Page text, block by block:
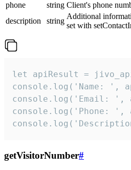
phone
string Client's phone
description
string
Additional
set with
let apiResult =
console.log('Name: ',
console.log('Email: ',
console.log('Phone: ',
getVisitorNumber#